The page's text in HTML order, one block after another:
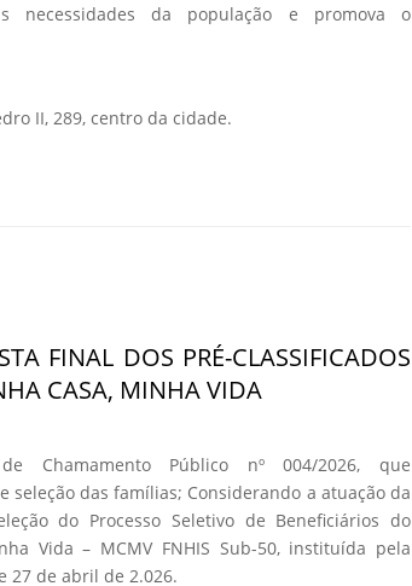
da população e promova o
II, 289, centro da cidade.
FINAL DOS PRÉ-CLASSIFICADOS
CASA, MINHA VIDA
Chamamento Público nº 004/2026, que
seleção das famílias; Considerando a atuação da
do Processo Seletivo de Beneficiários do
Vida – MCMV FNHIS Sub-50, instituída pela
27 de abril de 2.026.